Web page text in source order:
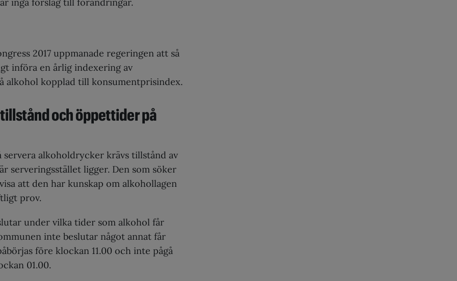
2017 uppmanade regeringen att så
införa en årlig indexering av
alkohol kopplad till konsumentprisindex.
och öppettider på
alkoholdrycker krävs tillstånd av
serveringsstället ligger. Den som söker
att den har kunskap om alkohollagen
prov.
under vilka tider som alkohol får
inte beslutar något annat får
före klockan 11.00 och inte pågå
01.00.